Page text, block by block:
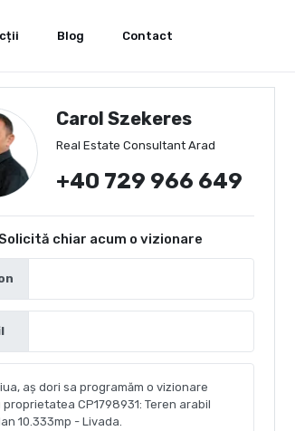
Blog Contact
Carol Szekeres
Real Estate Consultant Arad
+40 729 966 649
chiar acum o vizionare